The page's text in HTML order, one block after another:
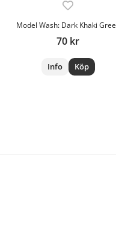
Model Wash: Dark Khaki
70 kr
Info Köp